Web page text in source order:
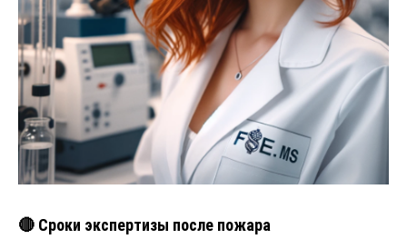
🔴 Сроки экспертизы после пожара